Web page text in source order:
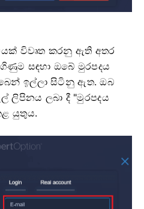
විවෘත කරනු ඇති අතර
සඳහා ඔබේ මුරපදය
ඉල්ලා සිටිනු ඇත. ඔබ
ලිපිනය ලබා දී "මුරපදය
යුතුය.